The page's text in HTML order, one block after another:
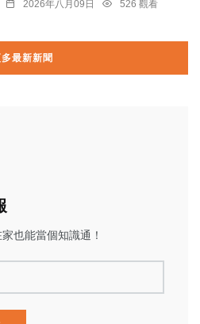
2026年八月09日
526 觀看
最新新聞
也能當個知識通！